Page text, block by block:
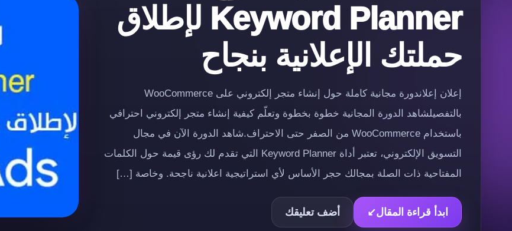
Keyword Planner لإطلاق
حملتك الإعلانية بنجاح
إعلان إعلاندورة مجانية كاملة حول إنشاء متجر إلكتروني على WooCommerce
بالتفصيلشاهد الدورة المجانية خطوة بخطوة وتعلّم كيفية إنشاء متجر إلكتروني احترافي
باستخدام WooCommerce من الصفر حتى الاحتراف.شاهد الدورة الآن في مجال
التسويق الإلكتروني، تعتبر أداة Keyword Planner التي تقدم لك رؤى قيمة حول الكلمات
المفتاحية ذات الصلة بمجالك حجر الأساس لأي استراتيجية اعلانية ناجحة. وخاصة […]
ابدأ قراءة المقال↙ أضف تعليقك